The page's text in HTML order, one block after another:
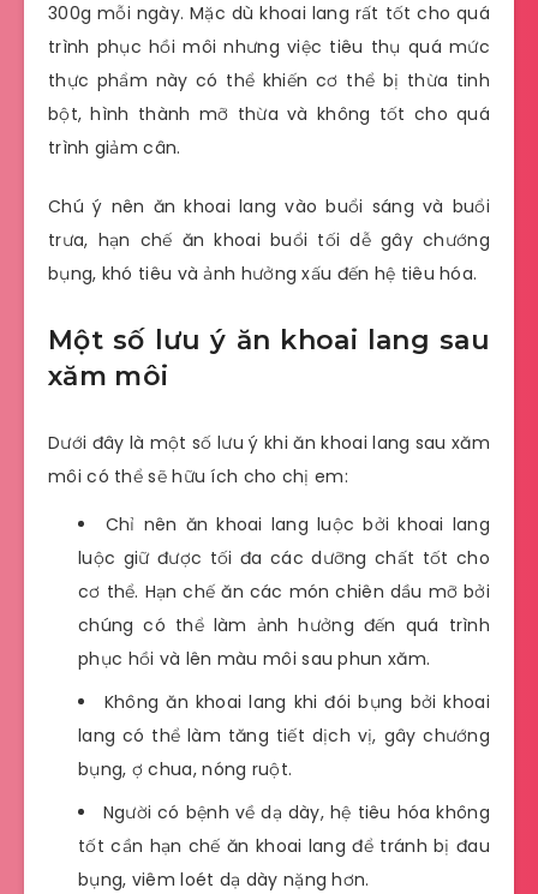
300g mỗi ngày. Mặc dù khoai lang rất tốt cho quá
trình phục hồi môi nhưng việc tiêu thụ quá mức
thực phẩm này có thể khiến cơ thể bị thừa tinh
bột, hình thành mỡ thừa và không tốt cho quá
trình giảm cân.
Chú ý nên ăn khoai lang vào buổi sáng và buổi
trưa, hạn chế ăn khoai buổi tối dễ gây chướng
bụng, khó tiêu và ảnh hưởng xấu đến hệ tiêu hóa.
Một số lưu ý ăn khoai lang sau
xăm môi
Dưới đây là một số lưu ý khi ăn khoai lang sau xăm
môi có thể sẽ hữu ích cho chị em:
Chỉ nên ăn khoai lang luộc bởi khoai lang
luộc giữ được tối đa các dưỡng chất tốt cho
cơ thể. Hạn chế ăn các món chiên dầu mỡ bởi
chúng có thể làm ảnh hưởng đến quá trình
phục hồi và lên màu môi sau phun xăm.
Không ăn khoai lang khi đói bụng bởi khoai
lang có thể làm tăng tiết dịch vị, gây chướng
bụng, ợ chua, nóng ruột.
Người có bệnh về dạ dày, hệ tiêu hóa không
tốt cần hạn chế ăn khoai lang để tránh bị đau
bụng, viêm loét dạ dày nặng hơn.